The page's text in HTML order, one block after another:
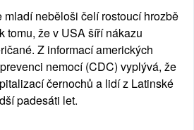
mladí neběloši čelí rostoucí hrozbě
tomu, že v USA šíří nákazu
Z informací amerických
nemocí (CDC) vyplývá, že
černochů a lidí z Latinské
padesáti let.